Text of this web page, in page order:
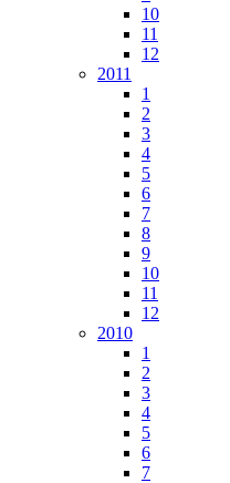
10
11
12
2011
1
2
3
4
5
6
7
8
9
10
11
12
2010
1
2
3
4
5
6
7